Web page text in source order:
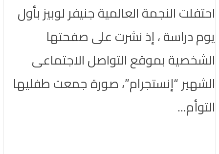
احتفلت النجمة العالمية جنيفر لوبيز بأول
يوم دراسة ، إذ نشرت على صفحتها
الشخصية بموقع التواصل الاجتماعى
الشهير “إنستجرام”، صورة جمعت طفليها
التوأم...